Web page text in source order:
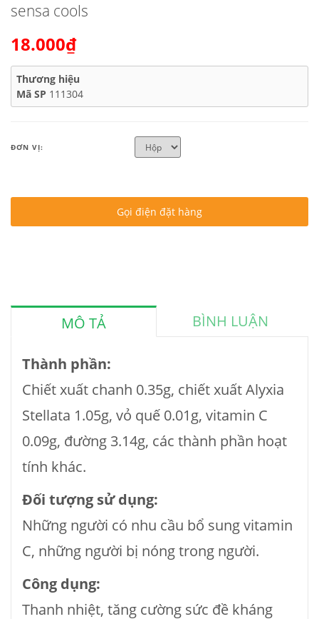
sensa cools
18.000₫
Thương hiệu
Mã SP 111304
ĐƠN VỊ:
Gọi điện đặt hàng
MÔ TẢ BÌNH LUẬN
Thành phần:
Chiết xuất chanh 0.35g, chiết xuất Alyxia
Stellata 1.05g, vỏ quế 0.01g, vitamin C
0.09g, đường 3.14g, các thành phần hoạt
tính khác.
Đối tượng sử dụng:
Những người có nhu cầu bổ sung vitamin
C, những người bị nóng trong người.
Công dụng:
Thanh nhiệt, tăng cường sức đề kháng